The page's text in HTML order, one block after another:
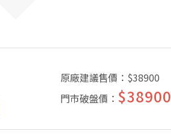
原廠建議售價： $38900
門市破盤價： $38900